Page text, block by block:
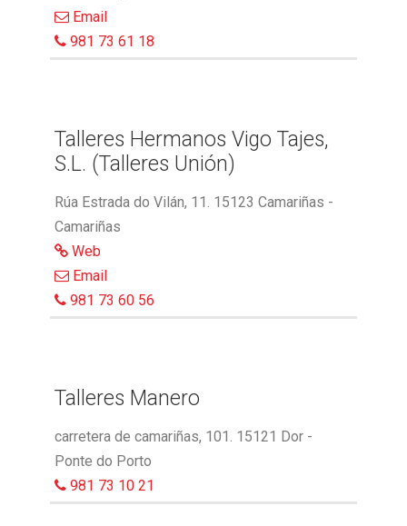
Email
981 73 61 18
Talleres Hermanos Vigo Tajes,
S.L. (Talleres Unión)
Rúa Estrada do Vilán, 11. 15123 Camariñas -
Camariñas
Web
Email
981 73 60 56
Talleres Manero
carretera de camariñas, 101. 15121 Dor -
Ponte do Porto
981 73 10 21